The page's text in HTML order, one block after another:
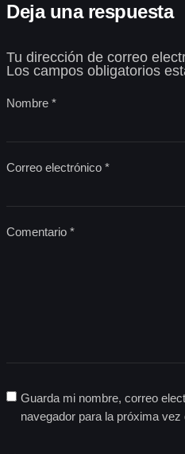
Deja una respuesta
Tu dirección de correo
Los campos obligatorios
Nombre *
Correo electrónico *
Comentario *
Guarda mi nombre, correo
navegador para la próxima vez